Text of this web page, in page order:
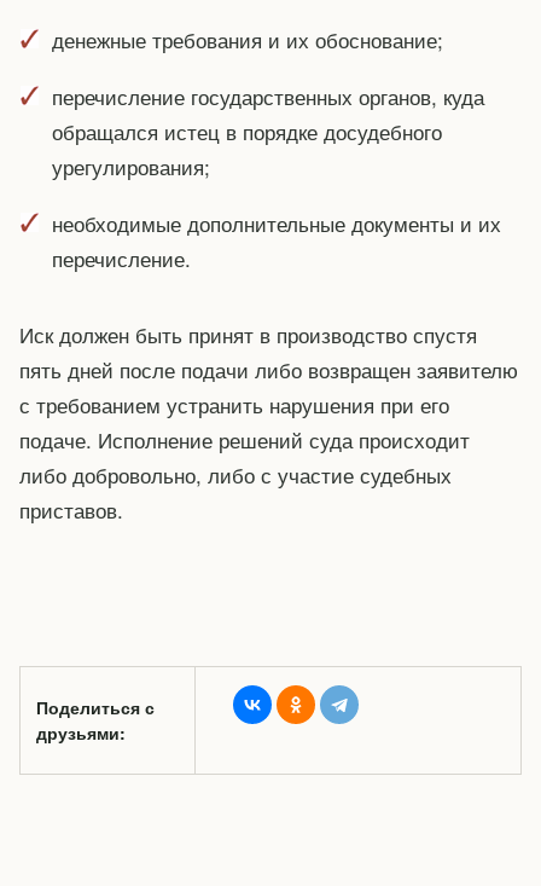
денежные требования и их обоснование;
перечисление государственных органов, куда
обращался истец в порядке досудебного
урегулирования;
необходимые дополнительные документы и их
перечисление.
Иск должен быть принят в производство спустя
пять дней после подачи либо возвращен заявителю
с требованием устранить нарушения при его
подаче. Исполнение решений суда происходит
либо добровольно, либо с участие судебных
приставов.
Поделиться с
друзьями: